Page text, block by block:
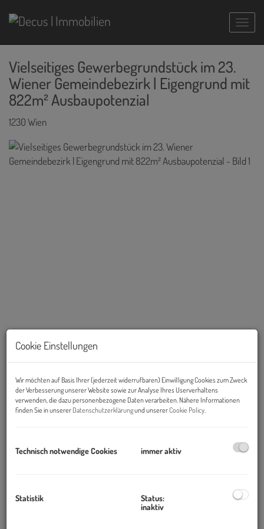
Vielseitiges Gewerbegrundstück im 23.
Wiener Gemeindebezirk | Eigengrund mit
822m² Ausbaupotenzial
1230 Wien
bietet eine Vielzahl an
Nutzungsmöglichkeiten:
Cookie Einstellungen
Wir möchten auf Basis Ihrer (jederzeit widerrufbaren) Einwilligung Cookies zum Zweck
der Verbesserung unserer Website sowie zur Analyse Ihres Userverhaltens
verwenden, die dazu personenbezogene Daten verarbeiten. Nähere Informationen
finden Sie in unserer Datenschutzerklärungund unsererCookie Policy.
Technisch notwendige Cookies immer aktiv
Statistik
Status:
inaktiv